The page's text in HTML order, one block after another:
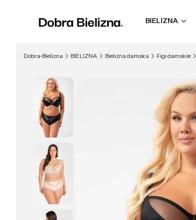
BIELIZNA
Dobra-Bielizna BIELIZNA Bielizna damska Figi damskie